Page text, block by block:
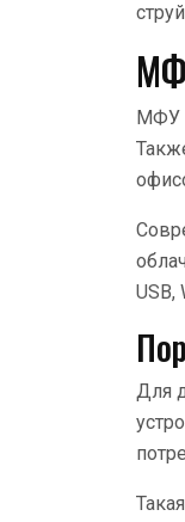
МФУ
USB,
Для